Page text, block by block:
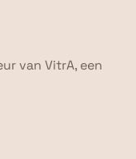
van VitrA, een